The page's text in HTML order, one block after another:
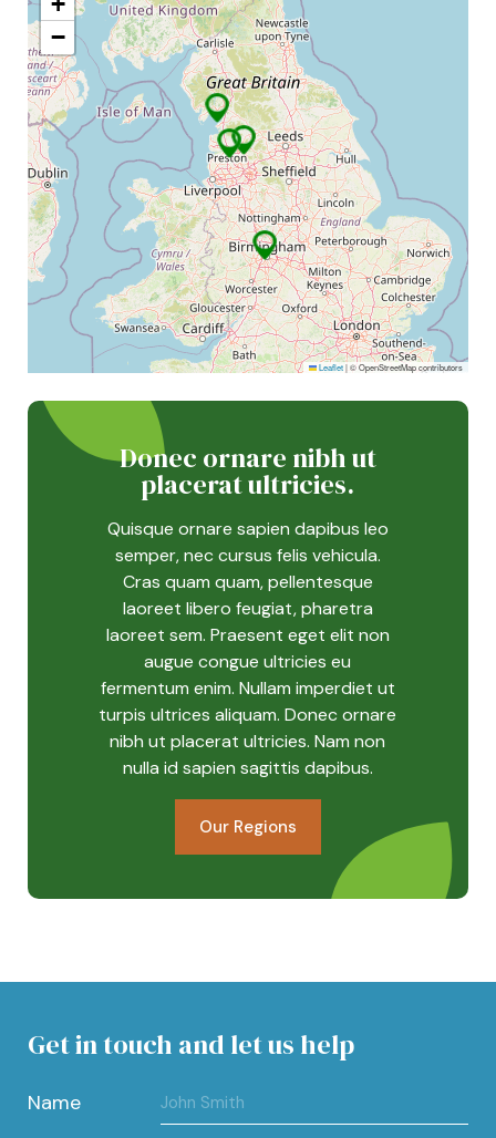
−
Leaflet|© OpenStreetMap contributors
Donec ornare nibh ut
placerat ultricies.
Quisque ornare sapien dapibus leo
semper, nec cursus felis vehicula.
Cras quam quam, pellentesque
laoreet libero feugiat, pharetra
laoreet sem. Praesent eget elit non
augue congue ultricies eu
fermentum enim. Nullam imperdiet ut
turpis ultrices aliquam. Donec ornare
nibh ut placerat ultricies. Nam non
nulla id sapien sagittis dapibus.
Our Regions
Get in touch and let us help
Name